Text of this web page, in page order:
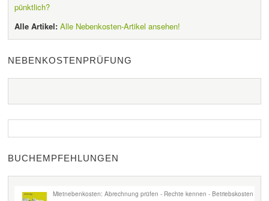
pünktlich?
Alle Artikel: Alle Nebenkosten-Artikel ansehen!
NEBENKOSTENPRÜFUNG
BUCHEMPFEHLUNGEN
Mietnebenkosten: Abrechnung prüfen - Rechte kennen - Betriebskosten